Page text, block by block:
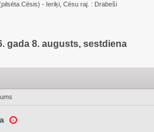
Cēsis) - Ieriķi, Cēsu raj. : Drabeši
gada 8. augusts, sestdiena